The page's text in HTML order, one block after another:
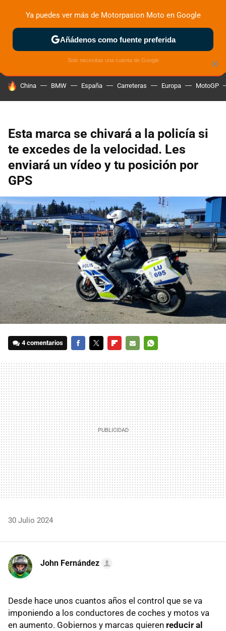
ZONA DE PRUEBAS DEPORTIVAS MOTOS ELÉCTRICAS
HOY SE HABLA DE
China BMW España Carreteras Europa MotoGP
Esta marca se chivará a la policía si
te excedes de la velocidad. Les
enviará un vídeo y tu posición por
GPS
4 comentarios
MAIL
30 Julio 2024
John Fernández
Desde hace unos cuantos años el control que se va
imponiendo a los conductores de coches y motos va
en aumento. Gobiernos y marcas quieren reducir al
×
Ya puedes ver más de Motorpasion Moto en Google
Añádenos como fuente preferida
Solo necesitas una cuenta de Google